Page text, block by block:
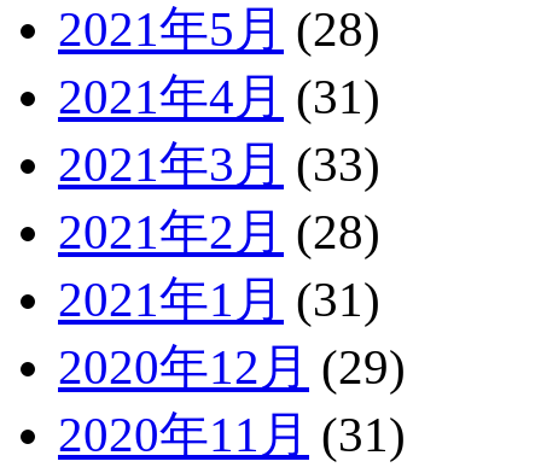
2021年5月 (28)
2021年4月 (31)
2021年3月 (33)
2021年2月 (28)
2021年1月 (31)
2020年12月 (29)
2020年11月 (31)